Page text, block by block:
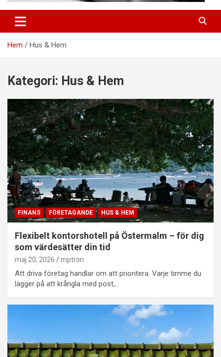
Hem Hus & Hem
Kategori: Hus & Hem
FINANS FÖRETAGANDE HUS & HEM
Flexibelt kontorshotell på Östermalm – för dig
som värdesätter din tid
maj 20, 2026 mptron
Att driva företag handlar om att prioritera. Varje timme du
lägger på att krångla med post,…